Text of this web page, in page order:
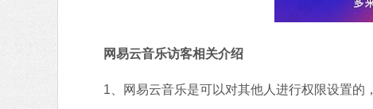
网易云音乐访客相关介绍
1、网易云音乐是可以对其他人进行权限设置的，